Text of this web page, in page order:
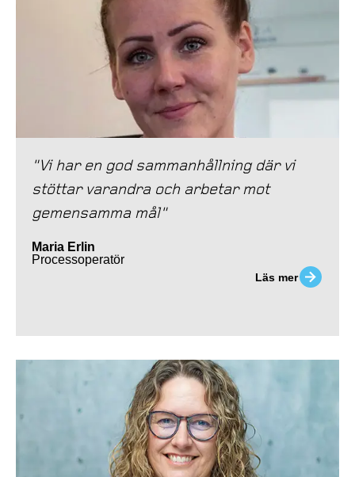
"Vi har en god sammanhållning där vi
stöttar varandra och arbetar mot
gemensamma mål"
Maria Erlin
Processoperatör
Läs mer